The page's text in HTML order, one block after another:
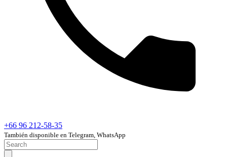
+66 96 212-58-35
También disponible en Telegram, WhatsApp